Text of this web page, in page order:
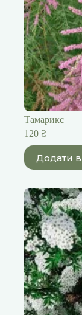
Тамарикс
120 ₴
Додати